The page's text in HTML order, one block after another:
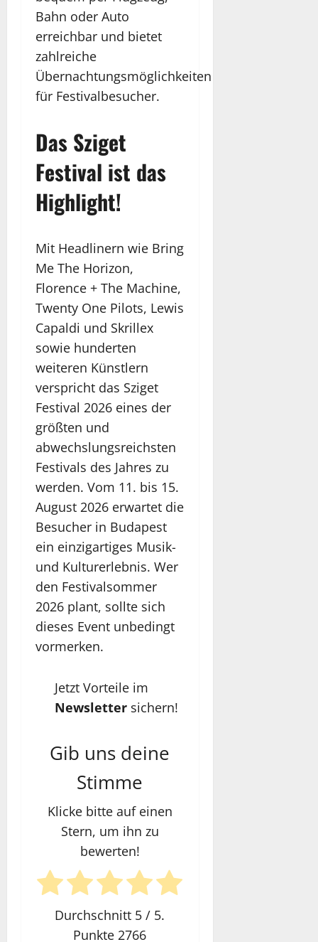
Bahn oder Auto
erreichbar und bietet
zahlreiche
Übernachtungsmöglichkeiten
für Festivalbesucher.
Das Sziget
Festival ist das
Highlight!
Mit Headlinern wie Bring
Me The Horizon,
Florence + The Machine,
Twenty One Pilots, Lewis
Capaldi und Skrillex
sowie hunderten
weiteren Künstlern
verspricht das Sziget
Festival 2026 eines der
größten und
abwechslungsreichsten
Festivals des Jahres zu
werden. Vom 11. bis 15.
August 2026 erwartet die
Besucher in Budapest
ein einzigartiges Musik-
und Kulturerlebnis. Wer
den Festivalsommer
2026 plant, sollte sich
dieses Event unbedingt
vormerken.
Jetzt Vorteile im
Newsletter sichern!
Gib uns deine
Stimme
Klicke bitte auf einen
Stern, um ihn zu
bewerten!
Durchschnitt 5 / 5.
Punkte2766